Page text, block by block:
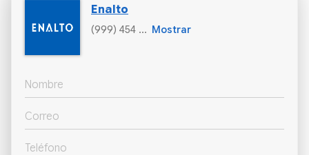
Enalto
(999) 454 ... Mostrar